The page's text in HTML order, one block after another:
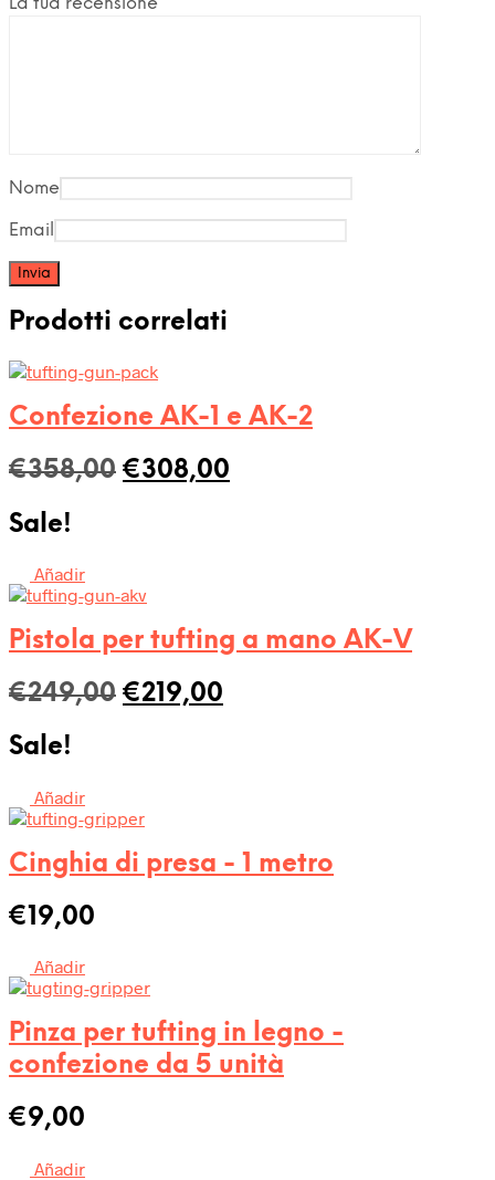
Nome
Email
Prodotti correlati
Confezione AK-1 e AK-2
€358,00 Il
€358,00.
€308,00
Sale!
Añadir
Pistola per tufting a mano AK-V
€249,00 Il
€249,00.
€219,00
Sale!
Añadir
Cinghia di presa - 1 metro
€19,00
Añadir
Pinza per tufting in legno -
confezione da 5 unità
€9,00
Añadir